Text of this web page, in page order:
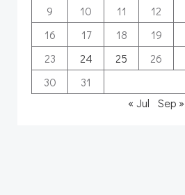
9
10 11 12
16
17 18 19
23
24 25 26
30
31
« Jul
Sep »